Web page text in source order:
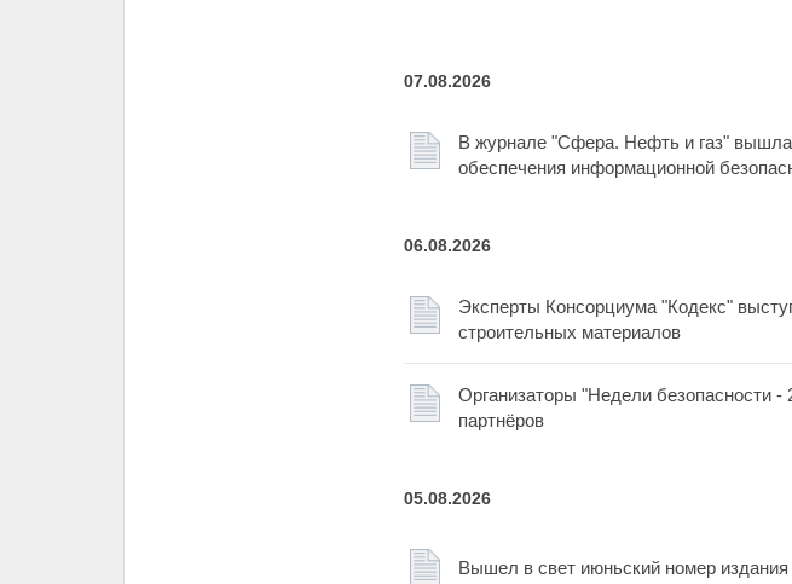
07.08.2026
В журнале "Сфера. Нефть и газ"
обеспечения информационной
06.08.2026
Эксперты Консорциума "Кодекс"
строительных материалов
Организаторы "Недели безопасности -
партнёров
05.08.2026
Вышел в свет июньский номер